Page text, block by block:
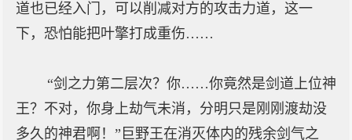
道也已经入门，可以削减对方的攻击力道，这一
下，恐怕能把叶擎打成重伤……
“剑之力第二层次？你……你竟然是剑道上位神
王？不对，你身上劫气未消，分明只是刚刚渡劫没
多久的神君啊！”巨野王在消灭体内的残余剑气之